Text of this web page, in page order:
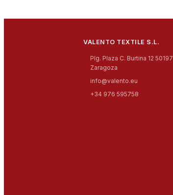
VALENTO TEXTILE S.L.
Plg. Plaza C. Burtina 12 50197
Zaragoza
info@valento.eu
+34 976 595758